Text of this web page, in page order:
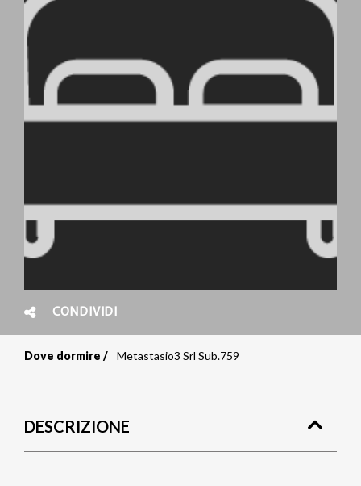
CONDIVIDI
pane
Dove dormire Metastasio3 Srl Sub.759
DESCRIZIONE